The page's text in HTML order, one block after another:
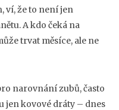
ví, že to není jen
A kdo čeká na
trvat měsíce, ale ne
narovnání zubů, často
jen kovové dráty – dnes